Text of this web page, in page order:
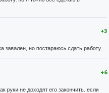
+3
завален, но постараюсь сдать работу.
+6
руки не доходят его закончить. если